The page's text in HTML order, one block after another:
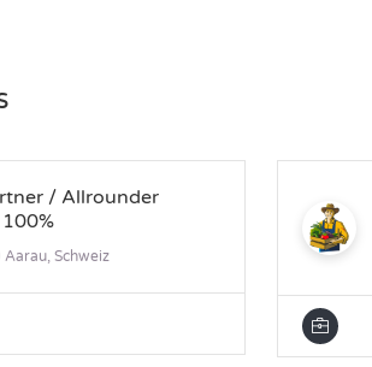
/ Allrounder
Schweiz